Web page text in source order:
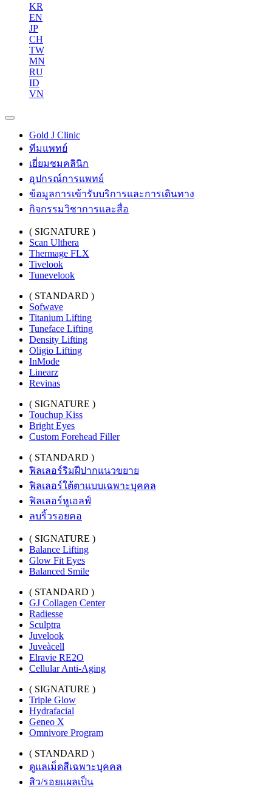
KR
EN
JP
CH
TW
MN
RU
ID
VN
Gold J Clinic
ทีมแพทย์
เยี่ยมชมคลินิก
อุปกรณ์การแพทย์
ข้อมูลการเข้ารับบริการและการเดินทาง
กิจกรรมวิชาการและสื่อ
( SIGNATURE )
Scan Ulthera
Thermage FLX
Tivelook
Tunevelook
( STANDARD )
Sofwave
Titanium Lifting
Tuneface Lifting
Density Lifting
Oligio Lifting
InMode
Linearz
Revinas
( SIGNATURE )
Touchup Kiss
Bright Eyes
Custom Forehead Filler
( STANDARD )
ฟิลเลอร์ริมฝีปากแนวขยาย
ฟิลเลอร์ใต้ตาแบบเฉพาะบุคคล
ฟิลเลอร์หูเอลฟ์
ลบริ้วรอยคอ
( SIGNATURE )
Balance Lifting
Glow Fit Eyes
Balanced Smile
( STANDARD )
GJ Collagen Center
Radiesse
Sculptra
Juvelook
Juveàcell
Elravie RE2O
Cellular Anti-Aging
( SIGNATURE )
Triple Glow
Hydrafacial
Geneo X
Omnivore Program
( STANDARD )
ดูแลเม็ดสีเฉพาะบุคคล
สิว/รอยแผลเป็น